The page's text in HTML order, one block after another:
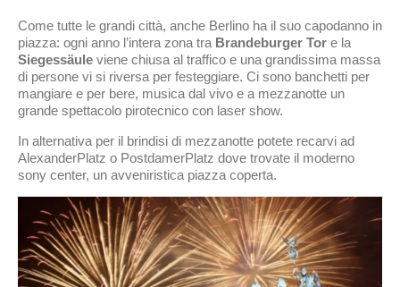
Come tutte le grandi città, anche Berlino ha il suo capodanno in
piazza: ogni anno l’intera zona tra Brandeburger Tor e la
Siegessäule viene chiusa al traffico e una grandissima massa
di persone vi si riversa per festeggiare. Ci sono banchetti per
mangiare e per bere, musica dal vivo e a mezzanotte un
grande spettacolo pirotecnico con laser show.
In alternativa per il brindisi di mezzanotte potete recarvi ad
AlexanderPlatz o PostdamerPlatz dove trovate il moderno
sony center, un avveniristica piazza coperta.